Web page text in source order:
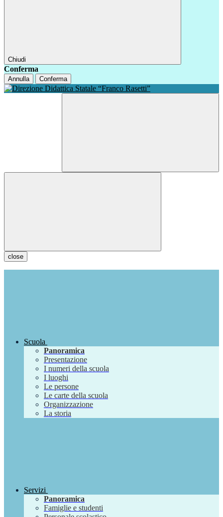
Chiudi
Conferma
Annulla Conferma
close
Scuola
Panoramica
Presentazione
I numeri della scuola
I luoghi
Le persone
Le carte della scuola
Organizzazione
La storia
Servizi
Panoramica
Famiglie e studenti